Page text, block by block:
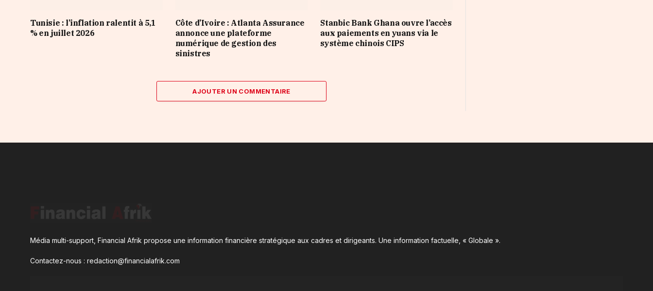
Tunisie : l’inflation ralentit à 5,1
% en juillet 2026
Côte d’Ivoire : Atlanta Assurance
annonce une plateforme
numérique de gestion des
sinistres
Stanbic Bank Ghana ouvre l’accès
aux paiements en yuans via le
système chinois CIPS
AJOUTER UN COMMENTAIRE
Média multi-support, Financial Afrik propose une information financière stratégique aux cadres et dirigeants. Une information factuelle, « Globale ».
Contactez-nous : redaction@financialafrik.com